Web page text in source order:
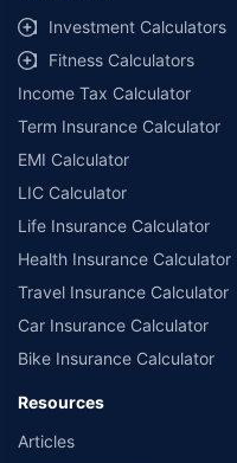
Investment Calculators
Fitness Calculators
Income Tax Calculator
Term Insurance Calculator
EMI Calculator
LIC Calculator
Life Insurance Calculator
Health Insurance Calculator
Travel Insurance Calculator
Car Insurance Calculator
Bike Insurance Calculator
Resources
Articles